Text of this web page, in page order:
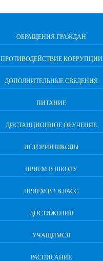
ОБРАЩЕНИЯ ГРАЖДАН
ПРОТИВОДЕЙСТВИЕ КОРРУПЦИИ
ДОПОЛНИТЕЛЬНЫЕ СВЕДЕНИЯ
ПИТАНИЕ
ДИСТАНЦИОННОЕ ОБУЧЕНИЕ
ИСТОРИЯ ШКОЛЫ
ПРИЕМ В ШКОЛУ
ПРИЁМ В 1 КЛАСС
ДОСТИЖЕНИЯ
УЧАЩИМСЯ
РАСПИСАНИЕ